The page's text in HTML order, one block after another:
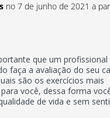
no 7 de junho de 2021 a
que um profissional
faça a avaliação do seu
são os exercícios mais
você, dessa forma
de vida e sem